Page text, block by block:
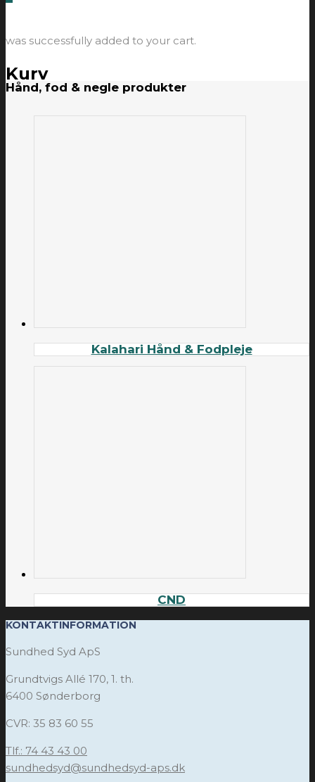
was successfully added to your cart.
Kurv
Hånd, fod & negle produkter
Kalahari Hånd & Fodpleje
CND
KONTAKTINFORMATION
Sundhed Syd ApS
Grundtvigs Allé 170, 1. th.
6400 Sønderborg
CVR: 35 83 60 55
Tlf.: 74 43 43 00
sundhedsyd@sundhedsyd-aps.dk